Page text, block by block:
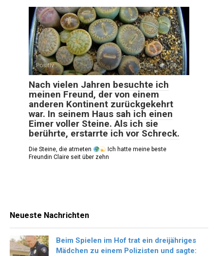
Positiv 0 106
Nach vielen Jahren besuchte ich
meinen Freund, der von einem
anderen Kontinent zurückgekehrt
war. In seinem Haus sah ich einen
Eimer voller Steine. Als ich sie
berührte, erstarrte ich vor Schreck.
Die Steine, die atmeten
Ich hatte meine beste
Freundin Claire seit über zehn
Neueste Nachrichten
Beim Spielen im Hof trat ein dreijähriges
Mädchen zu einem Polizisten und sagte: